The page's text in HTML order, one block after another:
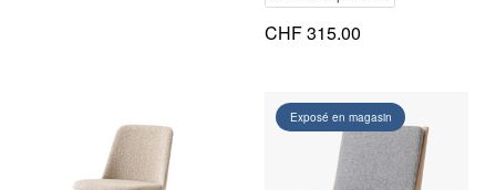
CHF315.00
Exposé en magasin